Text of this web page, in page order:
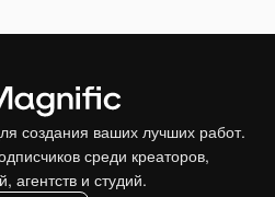
создания ваших лучших работ.
среди креаторов,
агентств и студий.